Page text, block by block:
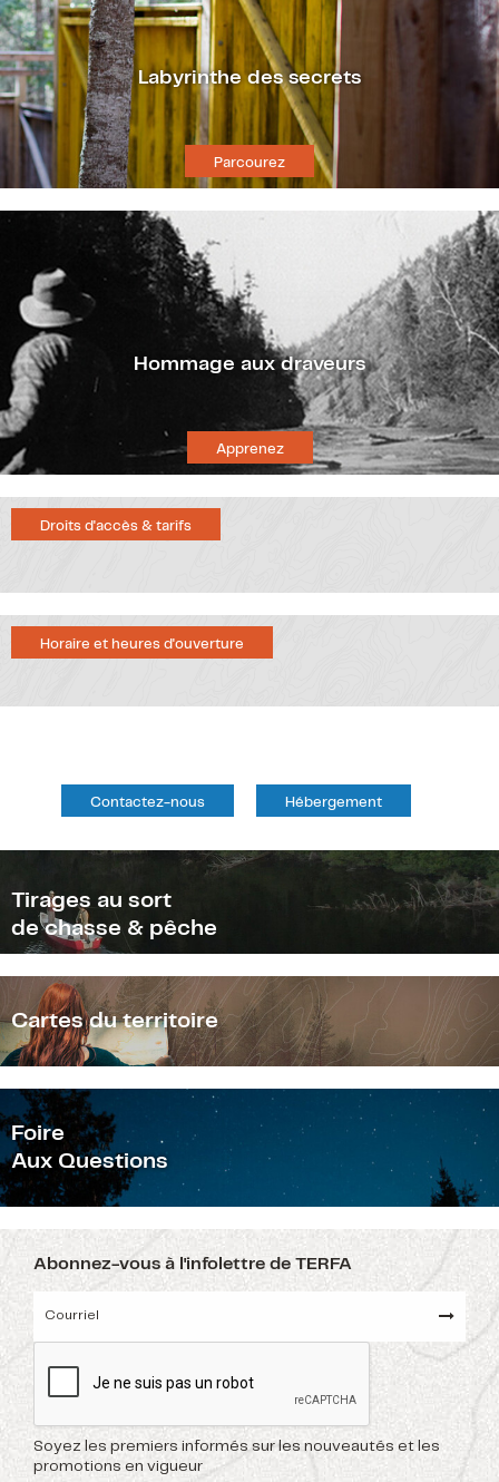
Labyrinthe des secrets
Parcourez
Hommage aux draveurs
Apprenez
Droits d'accès & tarifs
Horaire et heures d'ouverture
Contactez-nous Hébergement
Tirages au sort
de chasse & pêche
Cartes du territoire
Foire
Aux Questions
Abonnez-vous à l'infolettre de TERFA
Soyez les premiers informés sur les nouveautés et les
promotions en vigueur